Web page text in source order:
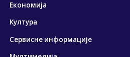
Економија
Култура
Сервисне информације